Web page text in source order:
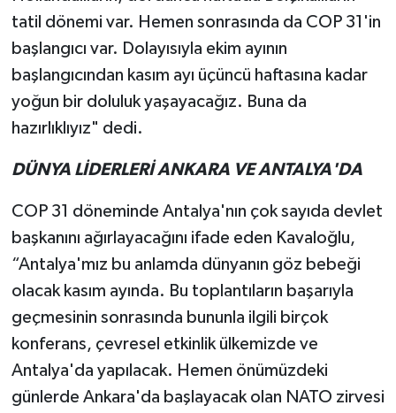
tatil dönemi var. Hemen sonrasında da COP 31'in
başlangıcı var. Dolayısıyla ekim ayının
başlangıcından kasım ayı üçüncü haftasına kadar
yoğun bir doluluk yaşayacağız. Buna da
hazırlıklıyız" dedi.
DÜNYA LİDERLERİ ANKARA VE ANTALYA'DA
COP 31 döneminde Antalya'nın çok sayıda devlet
başkanını ağırlayacağını ifade eden Kavaloğlu,
“Antalya'mız bu anlamda dünyanın göz bebeği
olacak kasım ayında. Bu toplantıların başarıyla
geçmesinin sonrasında bununla ilgili birçok
konferans, çevresel etkinlik ülkemizde ve
Antalya'da yapılacak. Hemen önümüzdeki
günlerde Ankara'da başlayacak olan NATO zirvesi